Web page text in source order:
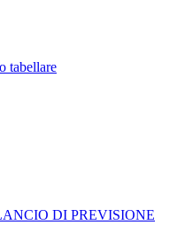
tabellare
DI PREVISIONE